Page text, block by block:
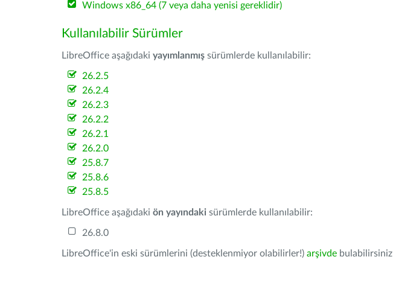
Windows x86_64 (7 veya daha yenisi gereklidir)
Kullanılabilir Sürümler
LibreOffice aşağıdaki yayımlanmış sürümlerde kullanılabilir:
26.2.5
26.2.4
26.2.3
26.2.2
26.2.1
26.2.0
25.8.7
25.8.6
25.8.5
LibreOffice aşağıdaki ön yayındaki sürümlerde kullanılabilir:
26.8.0
LibreOffice'in eski sürümlerini (desteklenmiyor olabilirler!) arşivde bulabilirsiniz